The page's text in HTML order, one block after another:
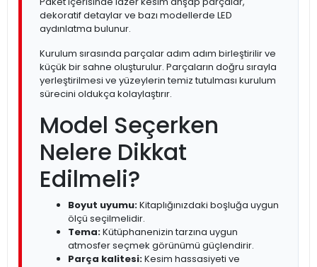
dekoratif detaylar ve bazı modellerde LED
aydınlatma bulunur.
Kurulum sırasında parçalar adım adım birleştirilir ve
küçük bir sahne oluşturulur. Parçaların doğru sırayla
yerleştirilmesi ve yüzeylerin temiz tutulması kurulum
sürecini oldukça kolaylaştırır.
Model Seçerken
Nelere Dikkat
Edilmeli?
Boyut uyumu:Kitaplığınızdaki boşluğa uygun
ölçü seçilmelidir.
Tema:Kütüphanenizin tarzına uygun
atmosfer seçmek görünümü güçlendirir.
Parça kalitesi:Kesim hassasiyeti ve